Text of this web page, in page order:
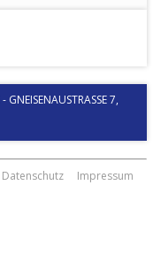
- GNEISENAUSTRASSE 7, 1
Datenschutz Impressum